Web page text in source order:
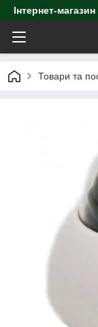
Інтернет-
Товари та